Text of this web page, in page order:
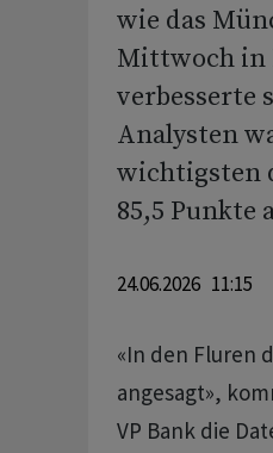
wie das
Mittwoch in
verbesserte
Analysten
wichtigsten
85,5 Punkte
24.06.2026 11:15
«In den Fluren
angesagt»,
VP Bank die